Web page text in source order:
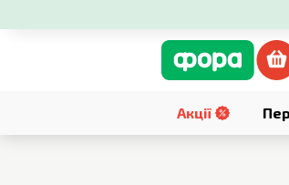
Акції